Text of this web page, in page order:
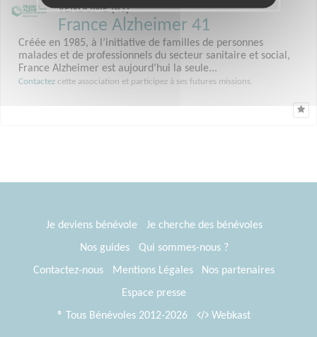
VENDOME (41)
France Alzheimer 41
Créée en 1985, à l’initiative de familles de personnes
malades et de professionnels du secteur sanitaire et social,
France Alzheimer est aujourd’hui la seule...
Contactez cette association et participez à ses futures missions.
Je deviens bénévole
Je cherche des bénévoles
Nos guides
Qui sommes-nous ?
Contactez-nous
Mentions Légales
Nos partenaires
Espace presse
® Tous Bénévoles 2012-2026
Webkast